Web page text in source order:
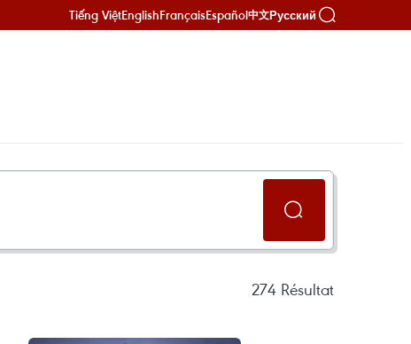
Tiếng ViệtEnglishFrançaisEspañol中文Русский
274 Résultat